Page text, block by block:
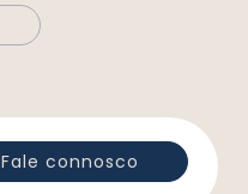
Fale connosco